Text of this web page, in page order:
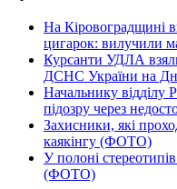
На Кіровоградщині
цигарок: вилучили
Курсанти УДЛА
ДСНС України на
Начальнику відділу
підозру через
Захисники, які
каякінгу (ФОТО)
У полоні
(ФОТО)